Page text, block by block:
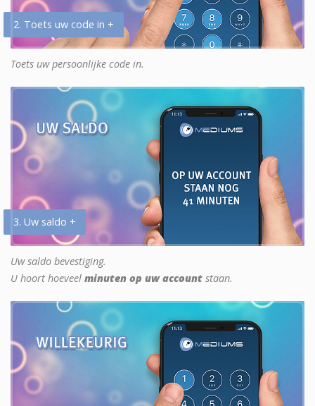
2. Toets uw code in +
Toets uw persoonlijke code in.
3. Uw saldo +
Uw saldo bevestiging.
U hoort hoeveel minuten op uw account staan.